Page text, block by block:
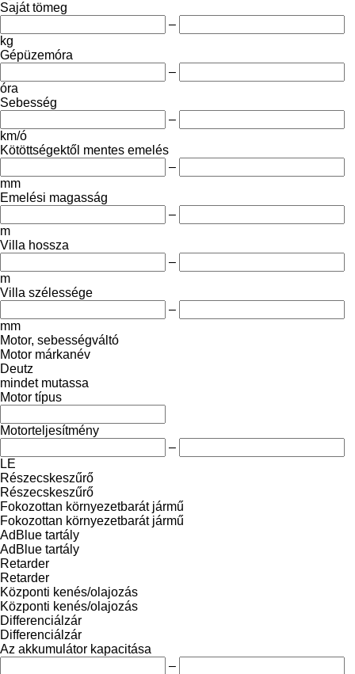
Saját tömeg
–
kg
Gépüzemóra
–
óra
Sebesség
–
km/ó
Kötöttségektől mentes emelés
–
mm
Emelési magasság
–
m
Villa hossza
–
m
Villa szélessége
–
mm
Motor, sebességváltó
Motor márkanév
Deutz
mindet mutassa
Motor típus
Motorteljesítmény
–
LE
Részecskeszűrő
Részecskeszűrő
Fokozottan környezetbarát jármű
Fokozottan környezetbarát jármű
AdBlue tartály
AdBlue tartály
Retarder
Retarder
Központi kenés/olajozás
Központi kenés/olajozás
Differenciálzár
Differenciálzár
Az akkumulátor kapacitása
–